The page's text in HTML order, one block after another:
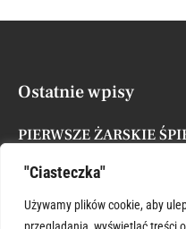
"Ciasteczka"
Używamy plików cookie, aby
Ostatnie wpisy
PIERWSZE ŻARSKIE
XVII NIEDZIELA
Posted byAdministrator 26 lipca,